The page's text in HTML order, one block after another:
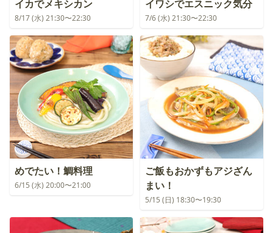
イカでメキシカン
8/17 (水) 21:30〜22:30
イワシでエスニック気分
7/6 (水) 21:30〜22:30
めでたい！鯛料理
6/15 (水) 20:00〜21:00
ご飯もおかずもアジざん
まい！
5/15 (日) 18:30〜19:30